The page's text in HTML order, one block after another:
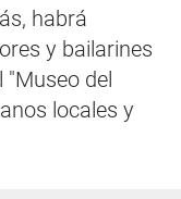
habrá
y bailarines
del
locales y